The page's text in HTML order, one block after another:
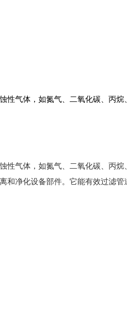
性气体，如氮气、二氧化碳、丙
性气体，如氮气、二氧化碳、丙
和净化设备部件。它能有效过滤